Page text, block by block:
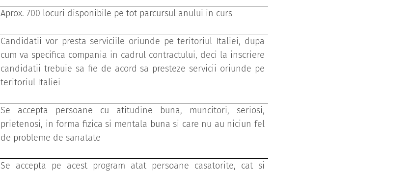
Aprox. 700 locuri disponibile pe tot parcursul anului in curs
Candidatii vor presta serviciile oriunde pe teritoriul Italiei, dupa
cum va specifica compania in cadrul contractului, deci la inscriere
candidatii trebuie sa fie de acord sa presteze servicii oriunde pe
teritoriul Italiei
Se accepta persoane cu atitudine buna, muncitori, seriosi,
prietenosi, in forma fizica si mentala buna si care nu au niciun fel
de probleme de sanatate
Se accepta pe acest program atat persoane casatorite, cat si